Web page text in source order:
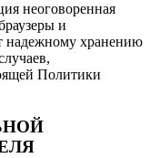
неоговоренная
и
надежному хранению
Политики